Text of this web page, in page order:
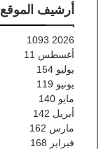
أرشيف الموقع
2026
1093
أغسطس 11
يوليو 154
يونيو 119
مايو 140
أبريل 142
مارس 162
فبراير 168